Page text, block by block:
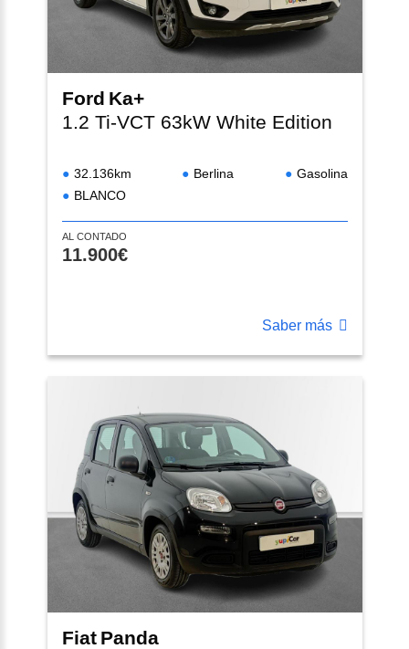
Ford Ka+
1.2 Ti-VCT 63kW White Edition
32.136km Berlina
Gasolina
BLANCO
AL CONTADO
11.900€
Saber más
Fiat Panda